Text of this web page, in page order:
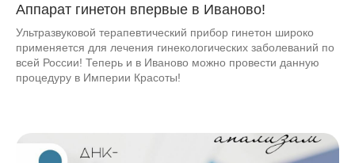
Аппарат гинетон впервые в Иваново!
Ультразвуковой терапевтический прибор гинетон широко
применяется для лечения гинекологических заболеваний по
всей России! Теперь и в Иваново можно провести данную
процедуру в Империи Красоты!